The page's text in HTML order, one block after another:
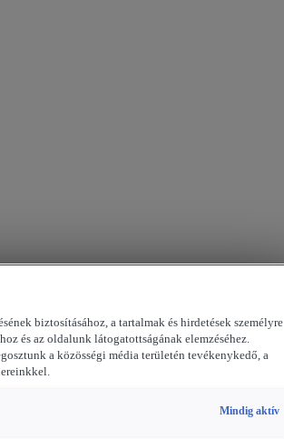
biztosításához, a tartalmak és hirdetések személyre
és az oldalunk látogatottságának elemzéséhez.
a közösségi média területén tevékenykedő, a
Mindig aktív